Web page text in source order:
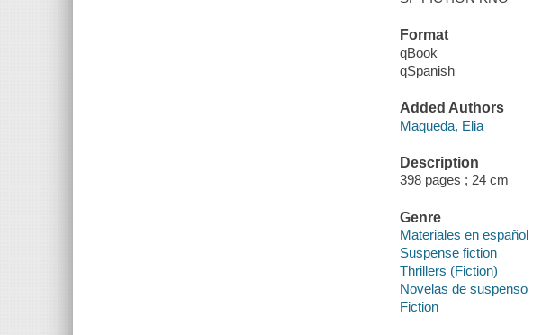
Format
qBook
qSpanish
Added Authors
Maqueda, Elia
Description
398 pages ; 24 cm
Genre
Materiales en español
Suspense fiction
Thrillers (Fiction)
Novelas de suspenso
Fiction